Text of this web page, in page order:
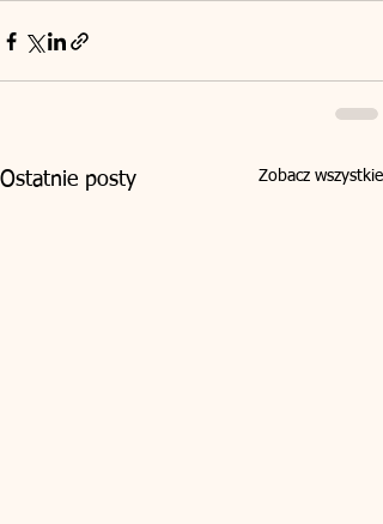
Ostatnie posty Zobacz wszystkie